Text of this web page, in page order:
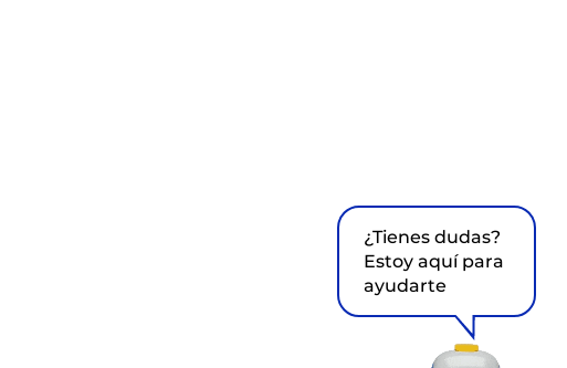
¿Tienes dudas?
Estoy aquí para
ayudarte